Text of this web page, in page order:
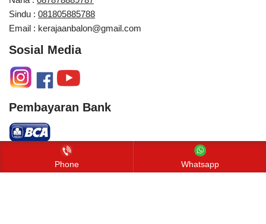
Sindu : 081805885788
Email : kerajaanbalon@gmail.com
Sosial Media
Pembayaran Bank
Neve WordPress
Phone Whatsapp